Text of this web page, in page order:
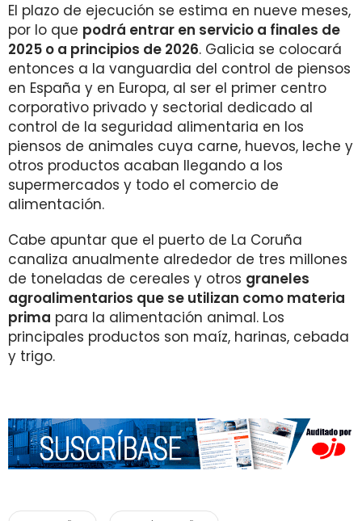
El plazo de ejecución se estima en nueve meses,
por lo que podrá entrar en servicio a finales de
2025 o a principios de 2026. Galicia se colocará
entonces a la vanguardia del control de piensos
en España y en Europa, al ser el primer centro
corporativo privado y sectorial dedicado al
control de la seguridad alimentaria en los
piensos de animales cuya carne, huevos, leche y
otros productos acaban llegando a los
supermercados y todo el comercio de
alimentación.
Cabe apuntar que el puerto de La Coruña
canaliza anualmente alrededor de tres millones
de toneladas de cereales y otros graneles
agroalimentarios que se utilizan como materia
prima para la alimentación animal. Los
principales productos son maíz, harinas, cebada
y trigo.